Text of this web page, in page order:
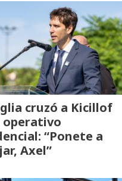
cruzó a Kicillof
operativo
“Ponete a
Axel”